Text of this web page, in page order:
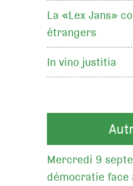
La «Lex Jans»
étrangers
In vino justitia
Mercredi 9
démocratie face